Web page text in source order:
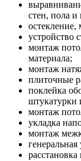
стен, пола и
остекление,
устройство
монтаж
материала;
монтаж
плиточные
поклейка
штукатурки
монтаж
укладка
монтаж
генеральная